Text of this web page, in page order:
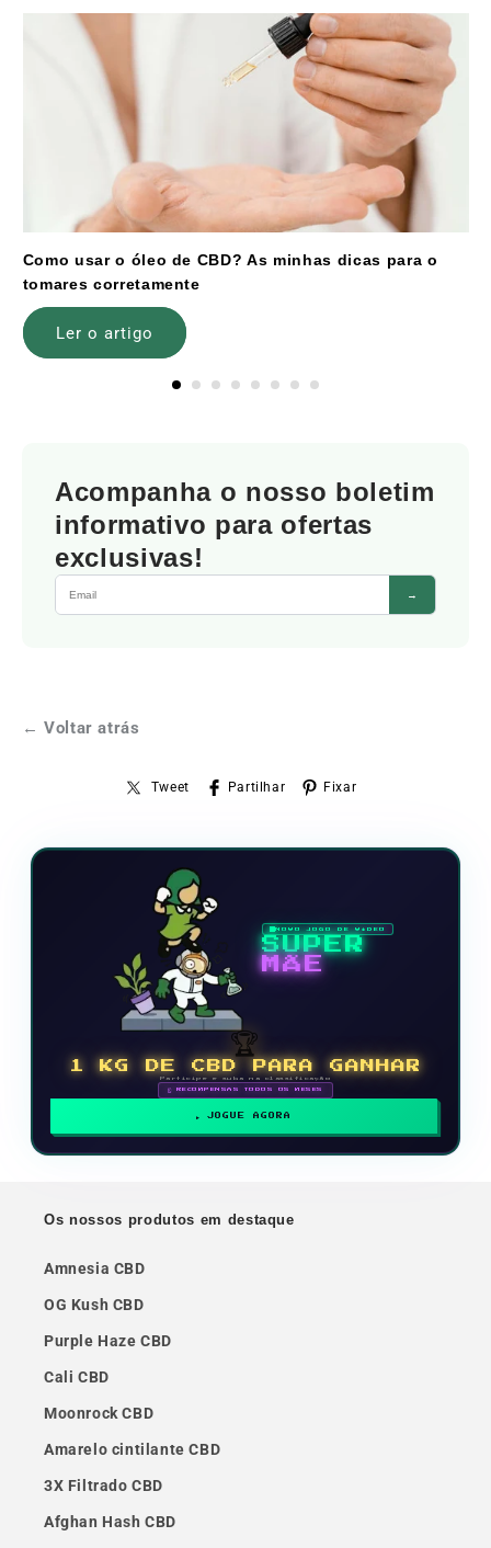
Como usar o óleo de CBD? As minhas dicas para o
tomares corretamente
Ler o artigo
Acompanha o nosso boletim
informativo para ofertas
exclusivas!
→
← Voltar atrás
Tweet Partilhar Fixar
NOVO JOGO DE VÍDEO
SUPER
MÃE
🏆
1 KG DE CBD PARA GANHAR
Participe e suba na classificação
🗓 RECOMPENSAS TODOS OS MESES
JOGUE AGORA
Os nossos produtos em destaque
Amnesia CBD
OG Kush CBD
Purple Haze CBD
Cali CBD
Moonrock CBD
Amarelo cintilante CBD
3X Filtrado CBD
Afghan Hash CBD